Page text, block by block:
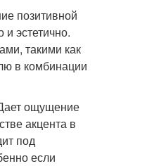
позитивной
эстетично.
такими как
в комбинации
ощущение
акцента в
под
если